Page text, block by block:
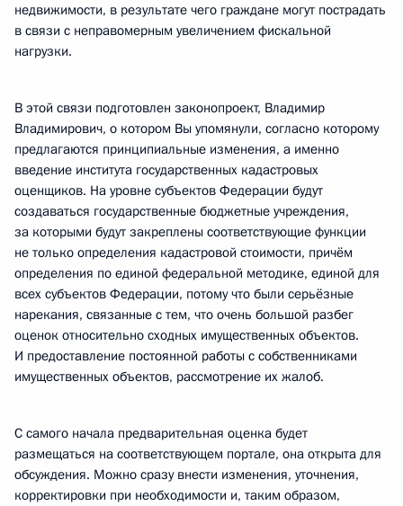
недвижимости, в результате чего граждане могут пострадать
в связи с неправомерным увеличением фискальной
нагрузки.
В этой связи подготовлен законопроект, Владимир
Владимирович, о котором Вы упомянули, согласно которому
предлагаются принципиальные изменения, а именно
введение института государственных кадастровых
оценщиков. На уровне субъектов Федерации будут
создаваться государственные бюджетные учреждения,
за которыми будут закреплены соответствующие функции
не только определения кадастровой стоимости, причём
определения по единой федеральной методике, единой для
всех субъектов Федерации, потому что были серьёзные
нарекания, связанные с тем, что очень большой разбег
оценок относительно сходных имущественных объектов.
И предоставление постоянной работы с собственниками
имущественных объектов, рассмотрение их жалоб.
С самого начала предварительная оценка будет
размещаться на соответствующем портале, она открыта для
обсуждения. Можно сразу внести изменения, уточнения,
корректировки при необходимости и, таким образом,